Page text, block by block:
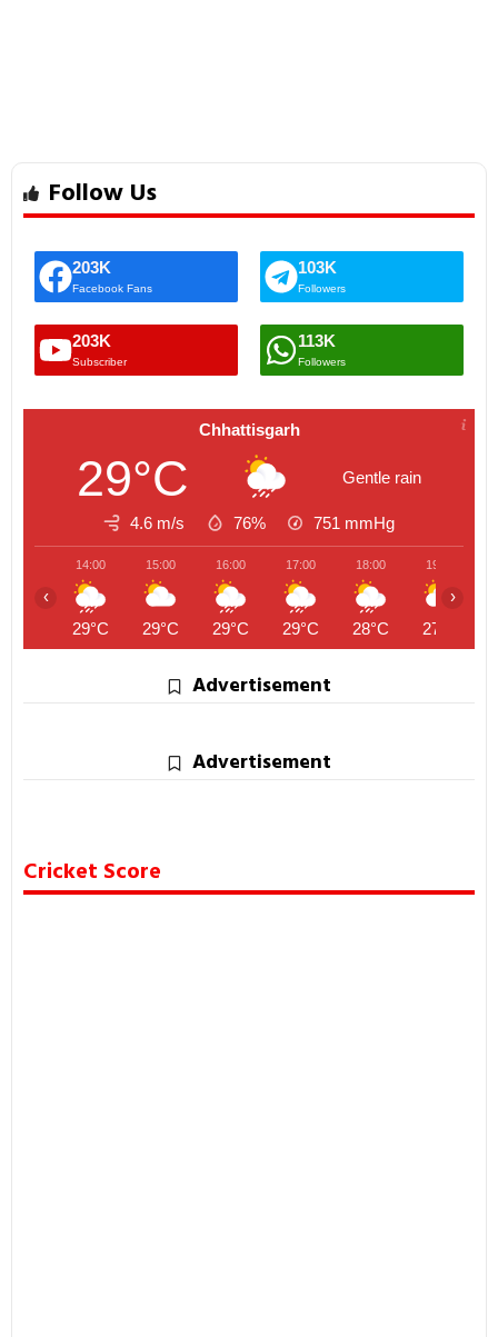
Follow Us
203K
Facebook Fans
103K
Followers
203K
Subscriber
113K
Followers
Chhattisgarh
29°C Gentle rain
4.6 m/s 76% 751 mmHg
14:00
29°C
15:00
29°C
16:00
29°C
17:00
29°C
18:00
28°C
19:00
27°C
‹ ›
Advertisement
Advertisement
Cricket Score